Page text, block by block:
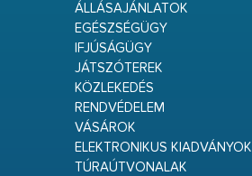
ÁLLÁSAJÁNLATOK
EGÉSZSÉGÜGY
IFJÚSÁGÜGY
JÁTSZÓTEREK
KÖZLEKEDÉS
RENDVÉDELEM
VÁSÁROK
ELEKTRONIKUS KIADVÁNYOK
TÚRAÚTVONALAK